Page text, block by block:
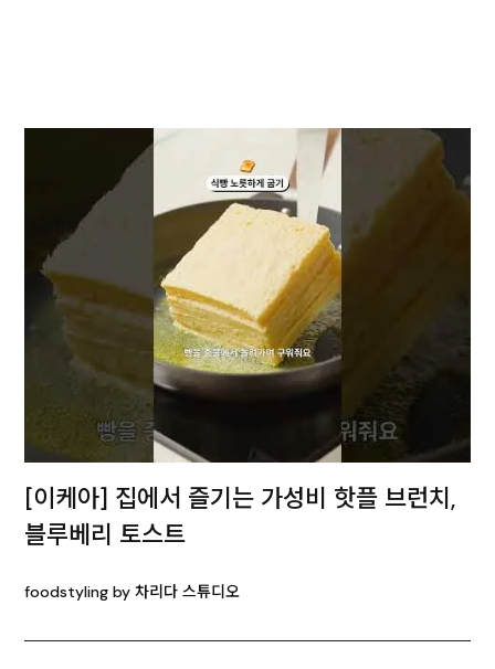
[이케아] 집에서 즐기는 가성비 핫플 브런치,
블루베리 토스트
foodstyling by 차리다 스튜디오